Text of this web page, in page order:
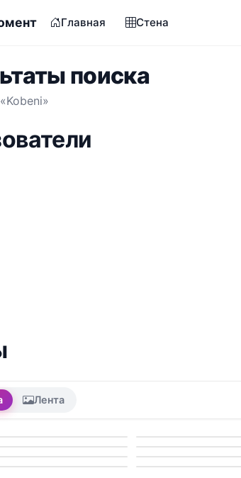
Главная Стена
поиска
Лента